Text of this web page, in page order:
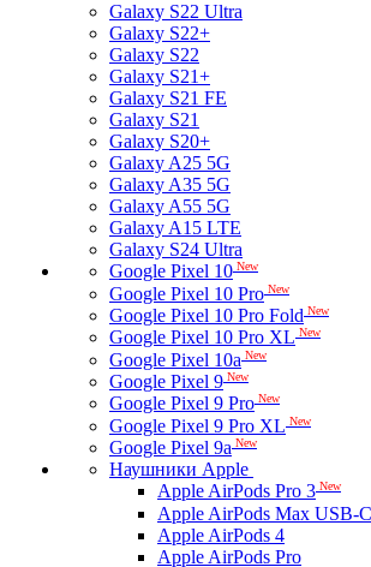
Galaxy S22 Ultra
Galaxy S22+
Galaxy S22
Galaxy S21+
Galaxy S21 FE
Galaxy S21
Galaxy S20+
Galaxy A25 5G
Galaxy A35 5G
Galaxy A55 5G
Galaxy A15 LTE
Galaxy S24 Ultra
Google Pixel 10 New
Google Pixel 10 Pro New
Google Pixel 10 Pro Fold New
Google Pixel 10 Pro XL New
Google Pixel 10a New
Google Pixel 9 New
Google Pixel 9 Pro New
Google Pixel 9 Pro XL New
Google Pixel 9a New
Наушники Apple
Apple AirPods Pro 3 New
Apple AirPods Max USB-C
Apple AirPods 4
Apple AirPods Pro